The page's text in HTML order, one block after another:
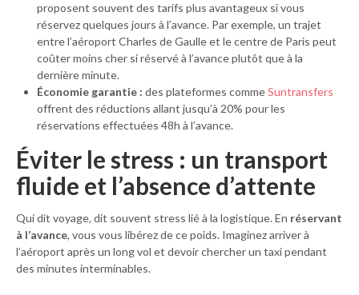
proposent souvent des tarifs plus avantageux si vous
réservez quelques jours à l’avance. Par exemple, un trajet
entre l’aéroport Charles de Gaulle et le centre de Paris peut
coûter moins cher si réservé à l’avance plutôt que à la
dernière minute.
Économie garantie : des plateformes commeSuntransfers
offrent des réductions allant jusqu’à 20% pour les
réservations effectuées 48h à l’avance.
Éviter le stress : un transport
fluide et l’absence d’attente
Qui dit voyage, dit souvent stress lié à la logistique. En réservant
à l’avance, vous vous libérez de ce poids. Imaginez arriver à
l’aéroport après un long vol et devoir chercher un taxi pendant
des minutes interminables.